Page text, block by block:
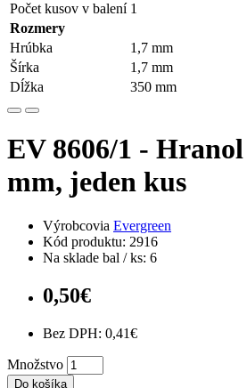
Počet kusov v balení 1
Rozmery
Hrúbka
1,7 mm
Šírka
1,7 mm
Dĺžka
350 mm
EV 8606/1 - Hranol
mm, jeden kus
Výrobcovia Evergreen
Kód produktu: 2916
Na sklade bal / ks: 6
0,50€
Bez DPH: 0,41€
Množstvo
Do košíka